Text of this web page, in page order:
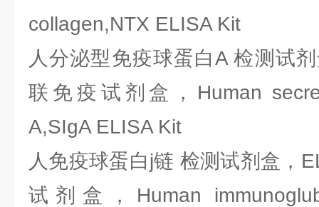
collagen,NTX ELISA Kit
人分泌型免疫球蛋白A 检测试
联免疫试剂盒，Human
A,SIgA ELISA Kit
人免疫球蛋白j链 检测试剂盒，
试剂盒，Human